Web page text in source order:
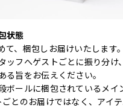
状態
て、梱包しお届けいたします。
ッフへゲストごとに振り分け
る旨をお伝えください。
ボールに梱包されているメイ
とのお届けではなく、アイ